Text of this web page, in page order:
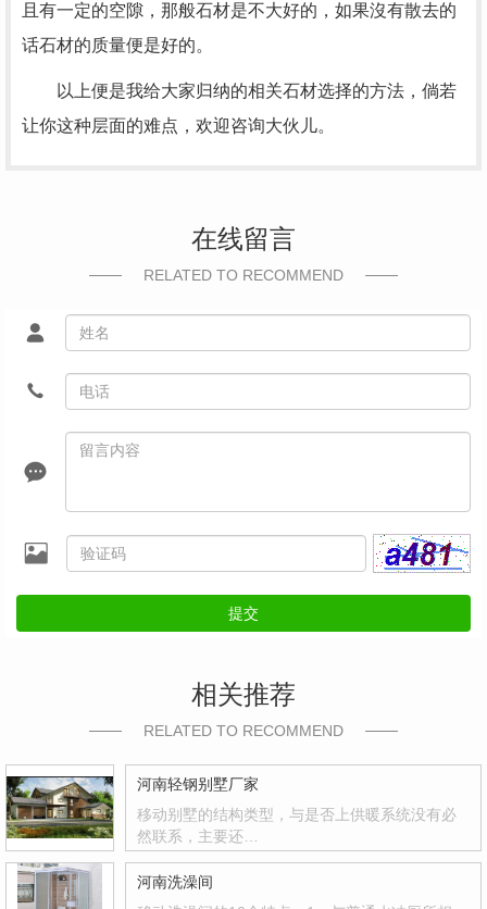
且有一定的空隙，那般石材是不大好的，如果沒有散去的
话石材的质量便是好的。
以上便是我给大家归纳的相关石材选择的方法，倘若
让你这种层面的难点，欢迎咨询大伙儿。
在线留言
RELATED TO RECOMMEND
提交
相关推荐
RELATED TO RECOMMEND
河南轻钢别墅厂家
移动别墅的结构类型，与是否上供暖系统没有必
然联系，主要还…
河南洗澡间